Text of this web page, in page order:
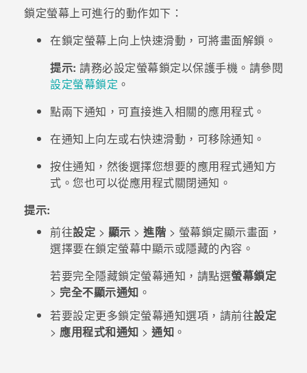
焦點訊息
校園專案
企業採購
銷售門市
銷售通路
支援服務
鎖定螢幕上可進行的動作如下：
在鎖定螢幕上向上快速滑動，可將畫面解鎖。
提示: 請務必設定螢幕鎖定以保護手機。請參閱
設定螢幕鎖定 。
點兩下通知，可直接進入相關的應用程式。
在通知上向左或右快速滑動，可移除通知。
按住通知，然後選擇您想要的應用程式通知方
式。您也可以從應用程式關閉通知。
提示:
前往設定 > 顯示 > 進階 > 螢幕鎖定顯示畫面 ，
選擇要在鎖定螢幕中顯示或隱藏的內容。
若要完全隱藏鎖定螢幕通知，請點選螢幕鎖定
> 完全不顯示通知 。
若要設定更多鎖定螢幕通知選項，請前往設定
> 應用程式和通知 > 通知 。